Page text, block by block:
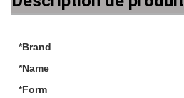
*Brand
*Name
*Form